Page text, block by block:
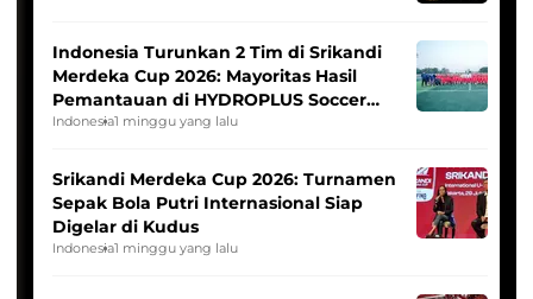
Indonesia Turunkan 2 Tim di Srikandi
Merdeka Cup 2026: Mayoritas Hasil
Pemantauan di HYDROPLUS Soccer
League
Indonesia1 minggu yang lalu
Srikandi Merdeka Cup 2026: Turnamen
Sepak Bola Putri Internasional Siap
Digelar di Kudus
Indonesia1 minggu yang lalu